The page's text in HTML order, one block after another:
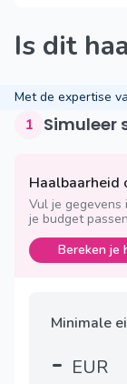
Is dit
Met de expertise
1
Vul je
je budget
Bereken je
Minimale
- EUR